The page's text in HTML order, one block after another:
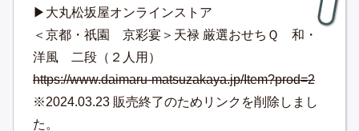
▶大丸松坂屋オンラインストア
＜京都・祇園 京彩宴＞天禄 厳選おせちＱ 和・
洋風 二段（２人用）
https://www.daimaru-matsuzakaya.jp/Item?prod=2
※2024.03.23 販売終了のためリンクを削除しまし
た。